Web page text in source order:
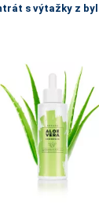
s výtažky z